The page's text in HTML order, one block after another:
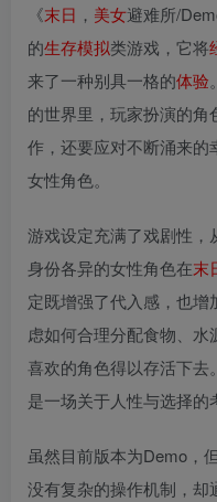
《末日 ， 美女避难所/
的生存模拟类游戏，它将
来了一种别具一格的体验
的世界里，玩家扮演的角
作，还要应对不断涌来
女性角色。
游戏设定充满了戏剧性
身份各异的女性角色在末
定既增强了代入感，也增
虑如何合理分配食物、
喜欢的角色得以存活下去
是一场关于人性与选择的
虽然目前版本为Demo，
没有复杂的操作机制，却